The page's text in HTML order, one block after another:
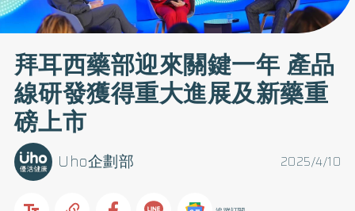
拜耳西藥部迎來關鍵一年 產品
線研發獲得重大進展及新藥重
磅上市
2025/4/10
Uho企劃部